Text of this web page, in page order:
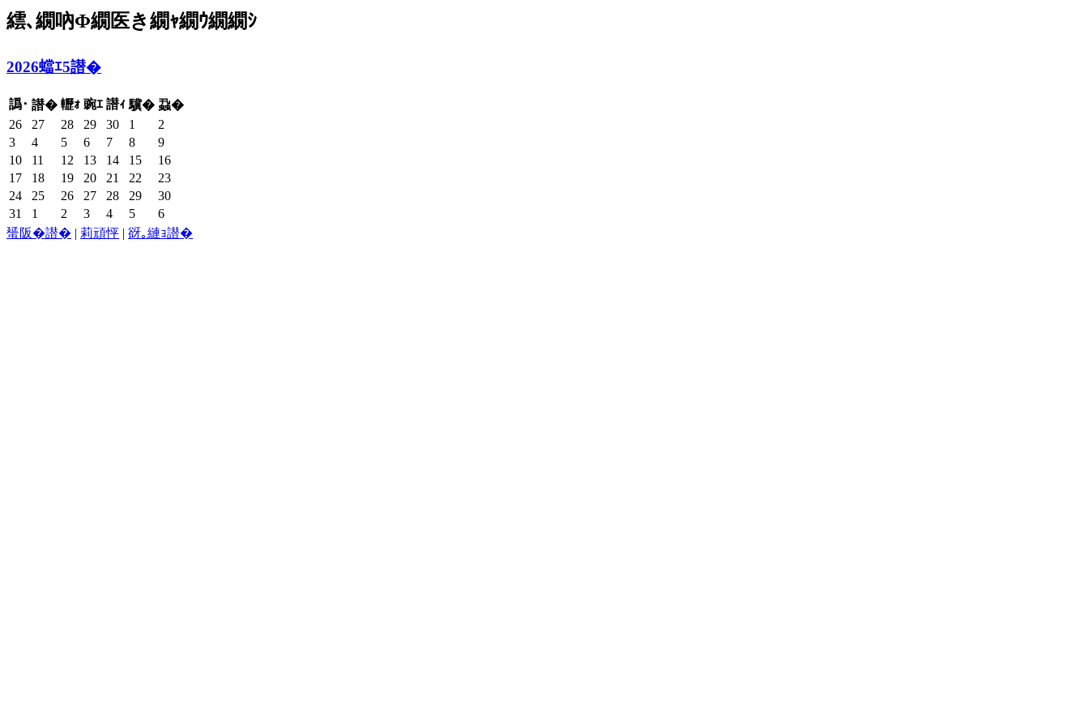
繧､繝吶Φ繝医き繝ｬ繝ｳ繝繝ｼ
2026蟷ｴ5譛�
譌･ 譛� 轣ｫ 豌ｴ 譛ｨ 驥� 蝨�
26
27 28 29 30 1
2
3
4 5 6 7 8
9
10
11 12 13 14 15
16
17
18 19 20 21 22
23
24
25 26 27 28 29
30
31
1 2 3 4 5
6
蜑阪�譛� | 莉頑怦 | 谺｡縺ｮ譛�